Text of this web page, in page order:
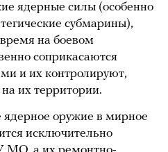
ядерные силы (особенно
субмарины),
на боевом
соприкасаются
и их контролируют,
их территории.
ядерное оружие в мирное
исключительно